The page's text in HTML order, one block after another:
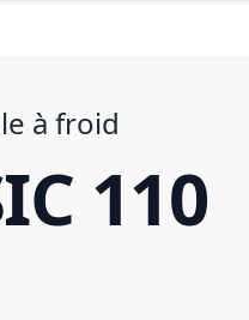
à froid
110